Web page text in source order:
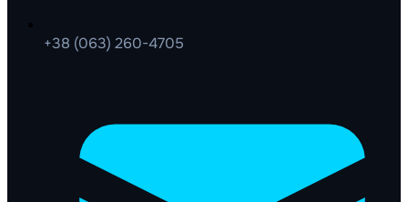
+38 (063) 260-4705